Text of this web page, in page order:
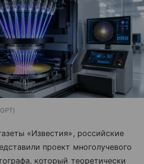
GPT
«Известия», российские
проект многолучевого
который теоретически